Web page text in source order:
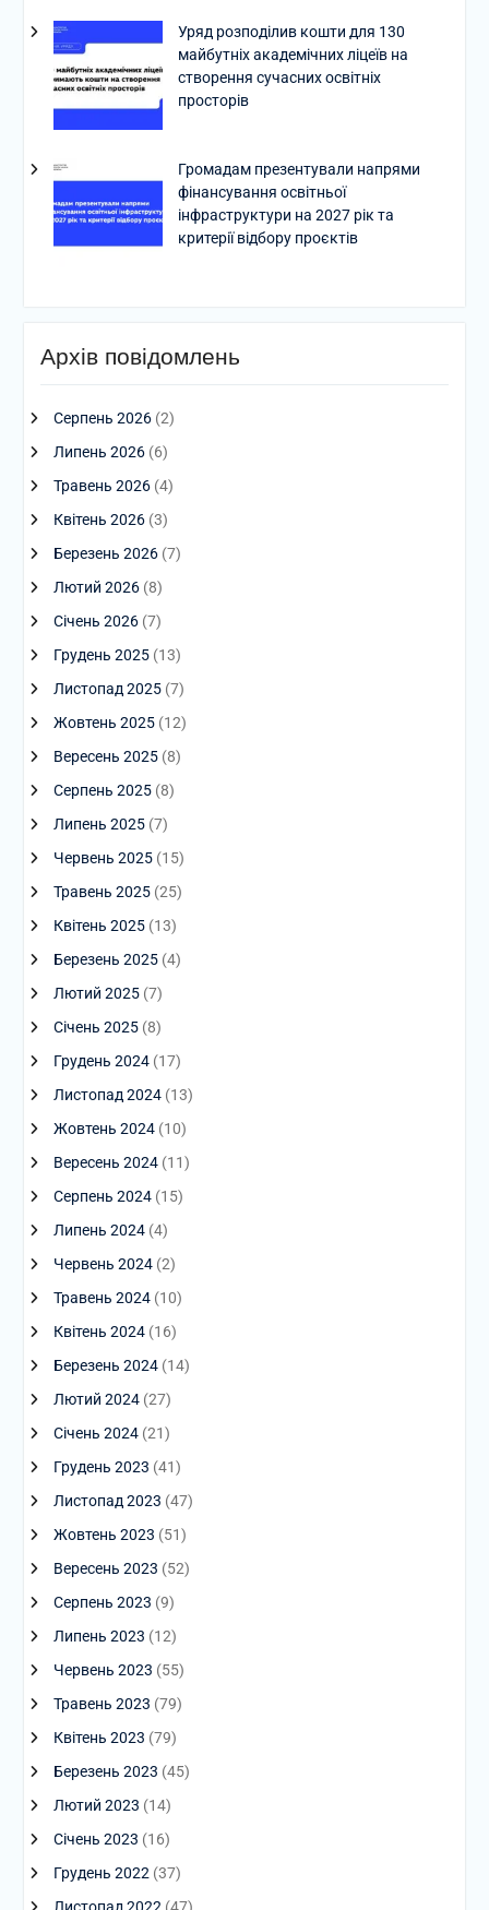
Уряд розподілив кошти для 130
майбутніх академічних ліцеїв на
створення сучасних освітніх
просторів
Громадам презентували напрями
фінансування освітньої
інфраструктури на 2027 рік та
критерії відбору проєктів
Архів повідомлень
Серпень 2026(2)
Липень 2026(6)
Травень 2026(4)
Квітень 2026(3)
Березень 2026(7)
Лютий 2026(8)
Січень 2026(7)
Грудень 2025(13)
Листопад 2025(7)
Жовтень 2025(12)
Вересень 2025(8)
Серпень 2025(8)
Липень 2025(7)
Червень 2025(15)
Травень 2025(25)
Квітень 2025(13)
Березень 2025(4)
Лютий 2025(7)
Січень 2025(8)
Грудень 2024(17)
Листопад 2024(13)
Жовтень 2024(10)
Вересень 2024(11)
Серпень 2024(15)
Липень 2024(4)
Червень 2024(2)
Травень 2024(10)
Квітень 2024(16)
Березень 2024(14)
Лютий 2024(27)
Січень 2024(21)
Грудень 2023 (41)
Листопад 2023 (47)
Жовтень 2023 (51)
Вересень 2023 (52)
Серпень 2023 (9)
Липень 2023 (12)
Червень 2023 (55)
Травень 2023 (79)
Квітень 2023 (79)
Березень 2023 (45)
Лютий 2023 (14)
Січень 2023 (16)
Грудень 2022 (37)